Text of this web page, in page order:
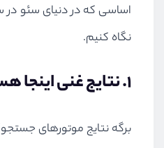
نگاه کنیم.
۱. نتایج غنی اینجا هستند